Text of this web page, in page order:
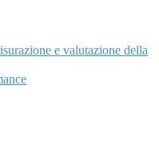
e valutazione della